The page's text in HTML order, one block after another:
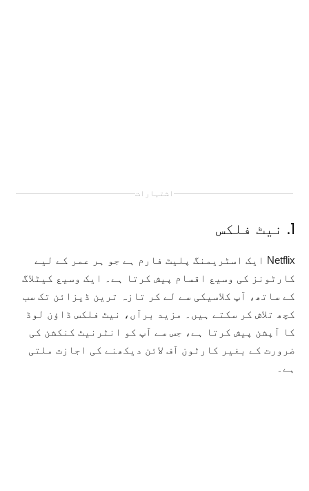
اشتہارات
1. نیٹ فلکس
Netflix ایک اسٹریمنگ پلیٹ فارم ہے جو ہر عمر کے لیے
کارٹونز کی وسیع اقسام پیش کرتا ہے۔ ایک وسیع کیٹلاگ
کے ساتھ، آپ کلاسیکی سے لے کر تازہ ترین ڈیزائن تک سب
کچھ تلاش کر سکتے ہیں۔ مزید برآں، نیٹ فلکس ڈاؤن لوڈ
کا آپشن پیش کرتا ہے، جس سے آپ کو انٹرنیٹ کنکشن کی
ضرورت کے بغیر کارٹون آف لائن دیکھنے کی اجازت ملتی
ہے۔